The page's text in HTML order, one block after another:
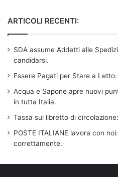
ARTICOLI RECENTI:
SDA assume Addetti alle
candidarsi.
Essere Pagati per Stare a
Acqua e Sapone apre nuovi
in tutta Italia.
Tassa sul libretto di
POSTE ITALIANE lavora con
correttamente.